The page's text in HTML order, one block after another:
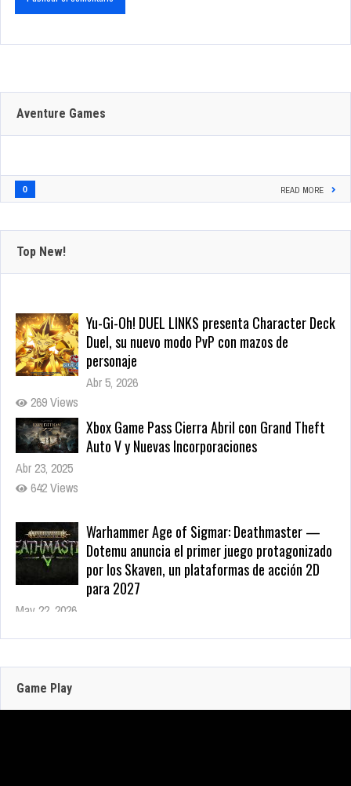
Aventure Games
0 READ MORE
Top New!
Yu-Gi-Oh! DUEL LINKS presenta Character Deck
Duel, su nuevo modo PvP con mazos de
personaje
Abr 5, 2026
269 Views
Xbox Game Pass Cierra Abril con Grand Theft
Auto V y Nuevas Incorporaciones
Abr 23, 2025
642 Views
Warhammer Age of Sigmar: Deathmaster —
Dotemu anuncia el primer juego protagonizado
por los Skaven, un plataformas de acción 2D
para 2027
May 22, 2026
Zenless Zone Zero 3.0 llega a Steam el 17 de
actualiza RTX Remix 1.5
316 Views
Game Play